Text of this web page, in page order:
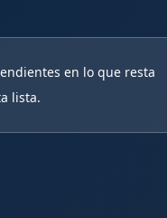
en lo que resta
lista.